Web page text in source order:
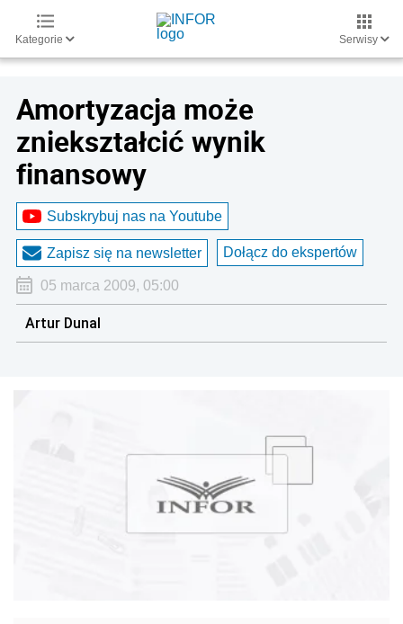
Kategorie Serwisy
Amortyzacja może
zniekształcić wynik
finansowy
Subskrybuj nas na Youtube
Zapisz się na newsletter Dołącz do ekspertów
05 marca 2009, 05:00
Artur Dunal